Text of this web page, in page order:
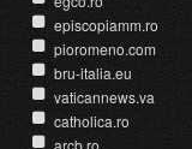
episcopiamm.ro
pioromeno.com
bru-italia.eu
vaticannews.va
catholica.ro
arcb.ro